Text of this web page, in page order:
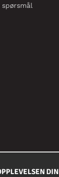
DIN